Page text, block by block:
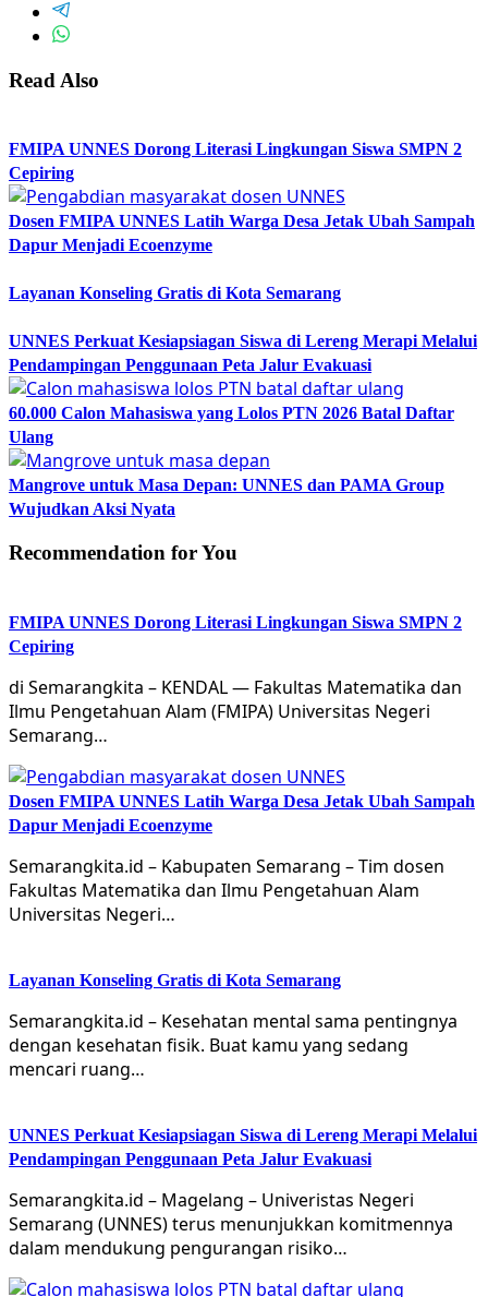
Read Also
FMIPA UNNES Dorong Literasi Lingkungan Siswa SMPN 2
Cepiring
Dosen FMIPA UNNES Latih Warga Desa Jetak Ubah Sampah
Dapur Menjadi Ecoenzyme
Layanan Konseling Gratis di Kota Semarang
UNNES Perkuat Kesiapsiagan Siswa di Lereng Merapi Melalui
Pendampingan Penggunaan Peta Jalur Evakuasi
60.000 Calon Mahasiswa yang Lolos PTN 2026 Batal Daftar
Ulang
Mangrove untuk Masa Depan: UNNES dan PAMA Group
Wujudkan Aksi Nyata
Recommendation for You
FMIPA UNNES Dorong Literasi Lingkungan Siswa SMPN 2
Cepiring
di Semarangkita – KENDAL — Fakultas Matematika dan
Ilmu Pengetahuan Alam (FMIPA) Universitas Negeri
Semarang…
Dosen FMIPA UNNES Latih Warga Desa Jetak Ubah Sampah
Dapur Menjadi Ecoenzyme
Semarangkita.id – Kabupaten Semarang – Tim dosen
Fakultas Matematika dan Ilmu Pengetahuan Alam
Universitas Negeri…
Layanan Konseling Gratis di Kota Semarang
Semarangkita.id – Kesehatan mental sama pentingnya
dengan kesehatan fisik. Buat kamu yang sedang
mencari ruang…
UNNES Perkuat Kesiapsiagan Siswa di Lereng Merapi Melalui
Pendampingan Penggunaan Peta Jalur Evakuasi
Semarangkita.id – Magelang – Univeristas Negeri
Semarang (UNNES) terus menunjukkan komitmennya
dalam mendukung pengurangan risiko…